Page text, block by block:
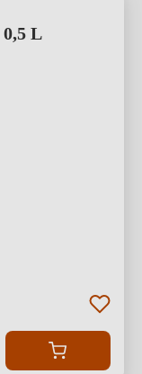
0,5 L